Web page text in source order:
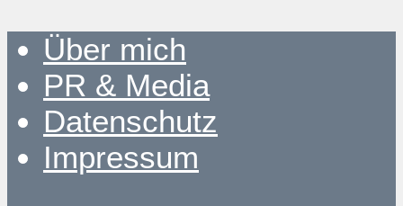
Über mich
PR & Media
Datenschutz
Impressum